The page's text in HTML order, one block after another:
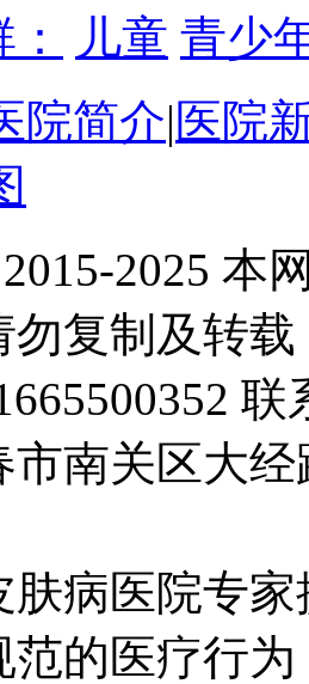
儿童 青少
院简介|医院
2025 本
勿复制及转载
南关区大
肤病医院专
范的医疗行